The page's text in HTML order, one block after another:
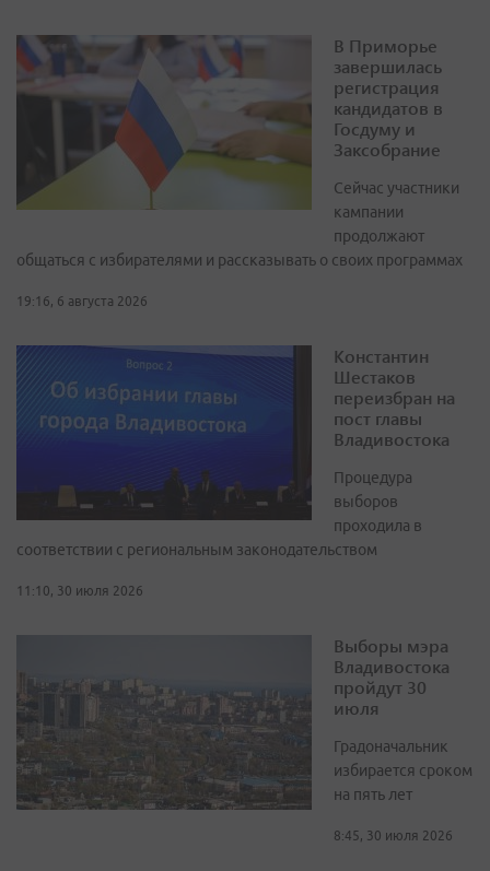
В Приморье
завершилась
регистрация
кандидатов в
Госдуму и
Заксобрание
Сейчас участники
кампании
продолжают
общаться с избирателями и рассказывать о своих программах
19:16, 6 августа 2026
Константин
Шестаков
переизбран на
пост главы
Владивостока
Процедура
выборов
проходила в
соответствии с региональным законодательством
11:10, 30 июля 2026
Выборы мэра
Владивостока
пройдут 30
июля
Градоначальник
избирается сроком
на пять лет
8:45, 30 июля 2026